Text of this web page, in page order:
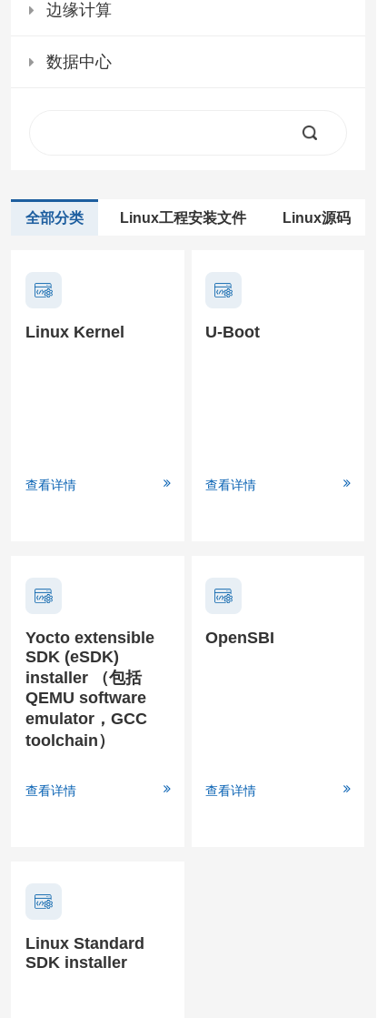
边缘计算
数据中心
全部分类 Linux工程安装文件 Linux源码
Linux Kernel
查看详情
U-Boot
查看详情
Yocto extensible
SDK (eSDK)
installer （包括
QEMU software
emulator，GCC
toolchain）
查看详情
OpenSBI
查看详情
Linux Standard
SDK installer